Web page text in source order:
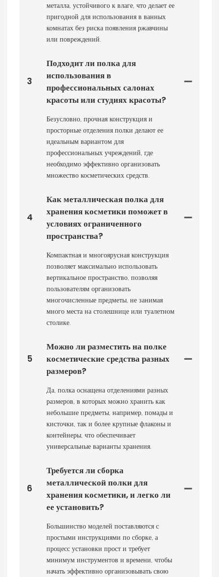
металла, устойчивого к влаге, что делает ее
пригодной для использования в ванных
комнатах без риска появления ржавчины
или повреждений.
3
Подходит ли полка для
использования в
профессиональных салонах
красоты или студиях красоты?
Безусловно, прочная конструкция и
просторные отделения полки делают ее
идеальным вариантом для
профессиональных учреждений, где
необходимо эффективно организовать
множество косметических средств.
4
Как металлическая полка для
хранения косметики поможет в
условиях ограниченного
пространства?
Компактная и многоярусная конструкция
позволяет максимально использовать
вертикальное пространство, позволяя
пользователям организовать
многочисленные предметы, не занимая
много места на столешнице или туалетном
столике.
5
Можно ли разместить на полке
косметические средства разных
размеров?
Да, полка оснащена отделениями разных
размеров, в которых можно хранить как
небольшие предметы, например, помады и
кисточки, так и более крупные флаконы и
контейнеры, что обеспечивает
универсальные варианты хранения.
6
Требуется ли сборка
металлической полки для
хранения косметики, и легко ли
ее установить?
Большинство моделей поставляются с
простыми инструкциями по сборке, а
процесс установки прост и требует
минимум инструментов и времени, чтобы
начать эффективно организовывать свою